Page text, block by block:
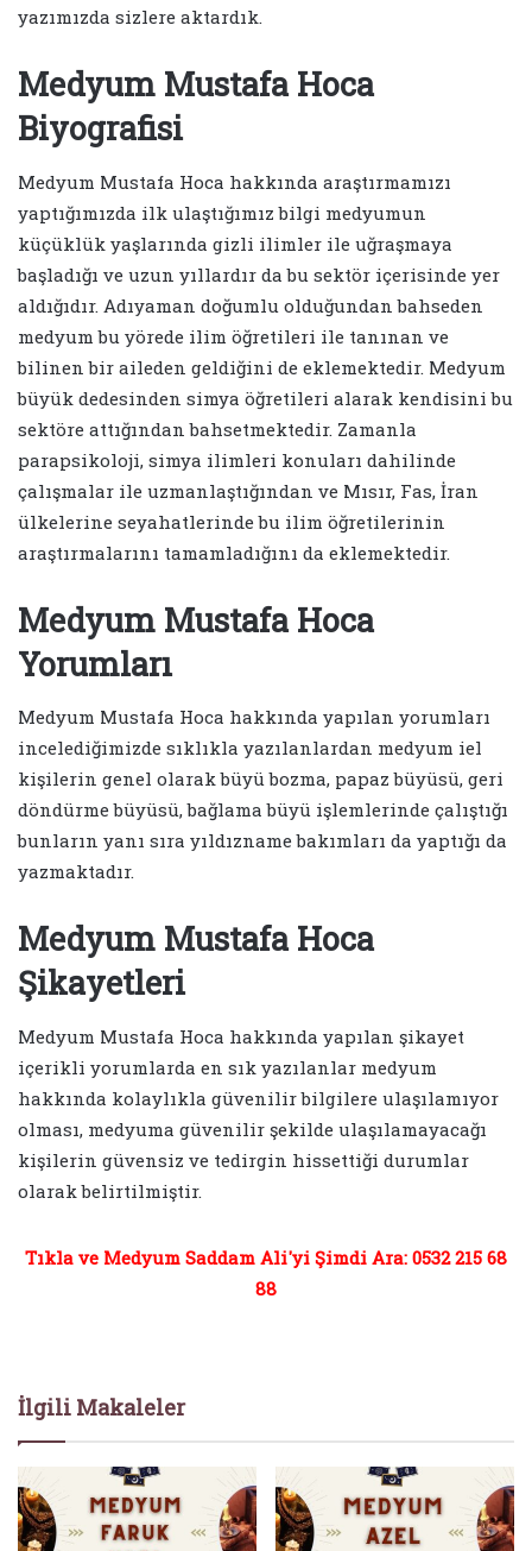
yazımızda sizlere aktardık.
Medyum Mustafa Hoca
Biyografisi
Medyum Mustafa Hoca hakkında araştırmamızı
yaptığımızda ilk ulaştığımız bilgi medyumun
küçüklük yaşlarında gizli ilimler ile uğraşmaya
başladığı ve uzun yıllardır da bu sektör içerisinde yer
aldığıdır. Adıyaman doğumlu olduğundan bahseden
medyum bu yörede ilim öğretileri ile tanınan ve
bilinen bir aileden geldiğini de eklemektedir. Medyum
büyük dedesinden simya öğretileri alarak kendisini bu
sektöre attığından bahsetmektedir. Zamanla
parapsikoloji, simya ilimleri konuları dahilinde
çalışmalar ile uzmanlaştığından ve Mısır, Fas, İran
ülkelerine seyahatlerinde bu ilim öğretilerinin
araştırmalarını tamamladığını da eklemektedir.
Medyum Mustafa Hoca
Yorumları
Medyum Mustafa Hoca hakkında yapılan yorumları
incelediğimizde sıklıkla yazılanlardan medyum iel
kişilerin genel olarak büyü bozma, papaz büyüsü, geri
döndürme büyüsü, bağlama büyü işlemlerinde çalıştığı
bunların yanı sıra yıldızname bakımları da yaptığı da
yazmaktadır.
Medyum Mustafa Hoca
Şikayetleri
Medyum Mustafa Hoca hakkında yapılan şikayet
içerikli yorumlarda en sık yazılanlar medyum
hakkında kolaylıkla güvenilir bilgilere ulaşılamıyor
olması, medyuma güvenilir şekilde ulaşılamayacağı
kişilerin güvensiz ve tedirgin hissettiği durumlar
olarak belirtilmiştir.
Tıkla ve Medyum Saddam Ali'yi Şimdi Ara: 0532 215 68
88
İlgili Makaleler